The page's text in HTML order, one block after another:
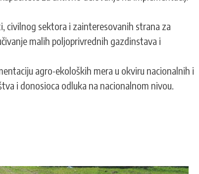
civilnog sektora i zainteresovanih strana za
malih poljoprivrednih gazdinstava i
agro-ekoloških mera u okviru nacionalnih i
i donosioca odluka na nacionalnom nivou.